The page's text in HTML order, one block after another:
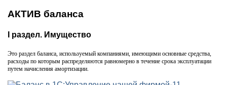
АКТИВ баланса
I раздел. Имущество
Это раздел баланса, используемый компаниями, имеющими основные средства,
расходы по которым распределяются равномерно в течение срока эксплуатации
путем начисления амортизации.